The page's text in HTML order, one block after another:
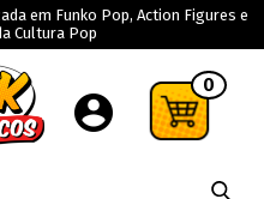
em Funko Pop, Action Figures e
Cultura Pop
0